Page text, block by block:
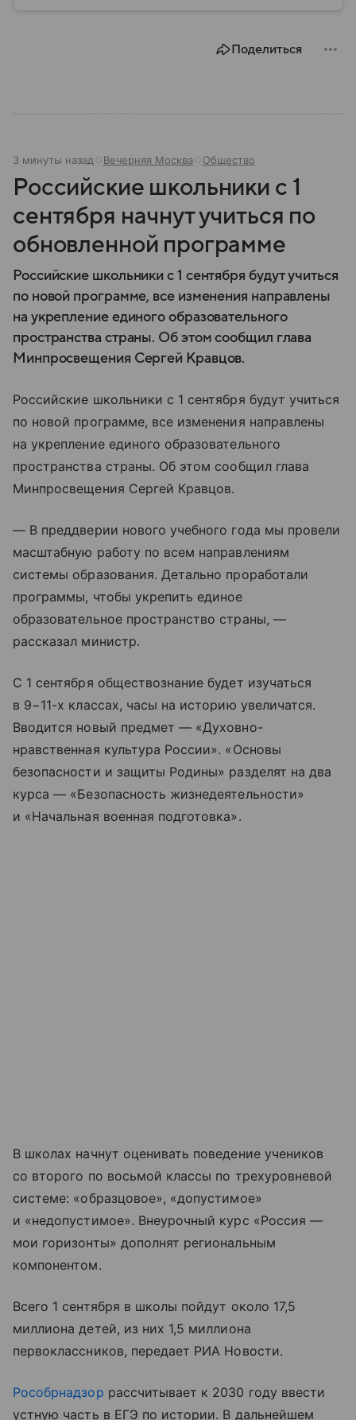
Поделиться
3 минуты назад Вечерняя Москва Общество
Российские школьники с 1
сентября начнут учиться по
обновленной программе
Российские школьники с 1 сентября будут учиться
по новой программе, все изменения направлены
на укрепление единого образовательного
пространства страны. Об этом сообщил глава
Минпросвещения Сергей Кравцов.
Российские школьники с 1 сентября будут учиться
по новой программе, все изменения направлены
на укрепление единого образовательного
пространства страны. Об этом сообщил глава
Минпросвещения Сергей Кравцов.
— В преддверии нового учебного года мы провели
масштабную работу по всем направлениям
системы образования. Детально проработали
программы, чтобы укрепить единое
образовательное пространство страны, —
рассказал министр.
С 1 сентября обществознание будет изучаться
в 9−11-х классах, часы на историю увеличатся.
Вводится новый предмет — «Духовно-
нравственная культура России». «Основы
безопасности и защиты Родины» разделят на два
курса — «Безопасность жизнедеятельности»
и «Начальная военная подготовка».
В школах начнут оценивать поведение учеников
со второго по восьмой классы по трехуровневой
системе: «образцовое», «допустимое»
и «недопустимое». Внеурочный курс «Россия —
мои горизонты» дополнят региональным
компонентом.
Всего 1 сентября в школы пойдут около 17,5
миллиона детей, из них 1,5 миллиона
первоклассников, передает РИА Новости.
Рособрнадзор рассчитывает к 2030 году ввести
устную часть в ЕГЭ по истории. В дальнейшем